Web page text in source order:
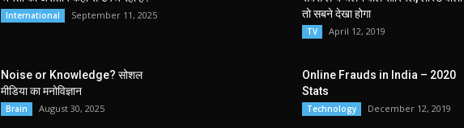
International September 11, 2025
Noise or Knowledge? सोशल
मीडिया का मनोविज्ञान
Brain August 30, 2025
तो सबने देखा होगा
TV April 12, 2019
Online Frauds in India – 2020
Stats
Technology December 12, 2019